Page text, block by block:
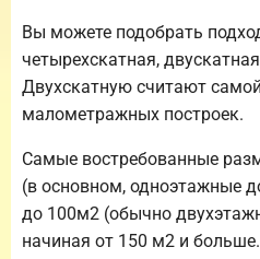
Вы можете подобрать
четырехскатная,
Двухскатную считают
малометражных построек.
Самые востребованные
(в основном, одноэтажные
до 100м2 (обычно
начиная от 150 м2 и больше.